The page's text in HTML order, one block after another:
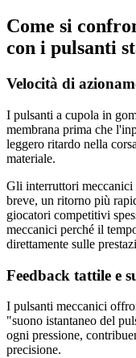
Come si
con i pulsanti
Velocità di
I pulsanti a cupola in
membrana prima che
leggero ritardo nella
materiale.
Gli interruttori meccanici
breve, un ritorno più
giocatori competitivi
meccanici perché il
direttamente sulle
Feedback tattile e
I pulsanti meccanici
"suono istantaneo del
ogni pressione,
precisione.